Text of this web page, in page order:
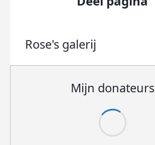
Rose's galerij
Mijn donateurs